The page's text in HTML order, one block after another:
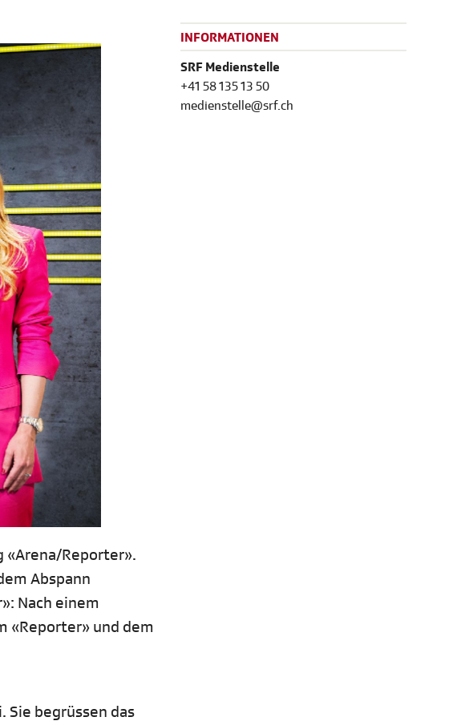
«Arena/Reporter».
Abspann
Nach einem
«Reporter» und dem
Sie begrüssen das
INFORMATIONEN
SRF Medienstelle
+41 58 135 13 50
medienstelle@srf.ch